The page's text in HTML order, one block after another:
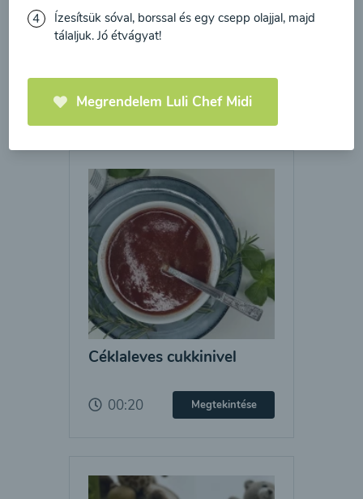
Cékla leves
paradicsommal és
00:20 Megtekintése
Céklaleves cukkinivel
00:20 Megtekintése
Ízesítsük sóval, borssal és egy csepp olajjal, majd
tálaljuk. Jó étvágyat!
Megrendelem Luli Chef Midi